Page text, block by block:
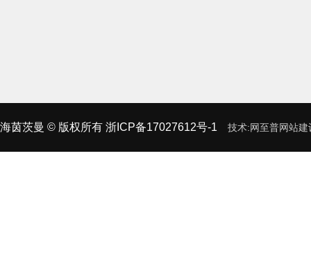
海茵茨曼 © 版权所有 浙ICP备17027612号-1 技术:网至普网站建